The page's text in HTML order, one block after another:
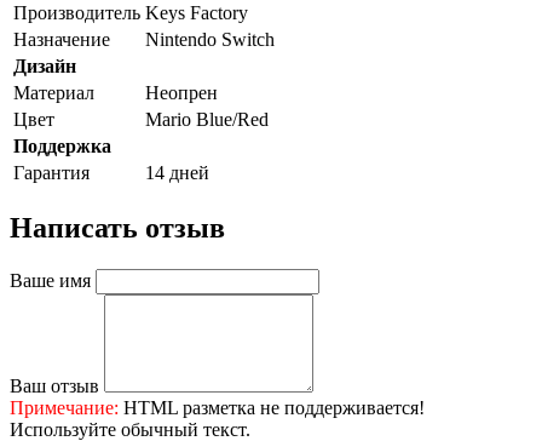
Производитель Keys Factory
Назначение
Nintendo Switch
Дизайн
Материал
Неопрен
Цвет
Mario Blue/Red
Поддержка
Гарантия
14 дней
Написать отзыв
Ваше имя
Ваш отзыв
Примечание: HTML разметка не поддерживается!
Используйте обычный текст.